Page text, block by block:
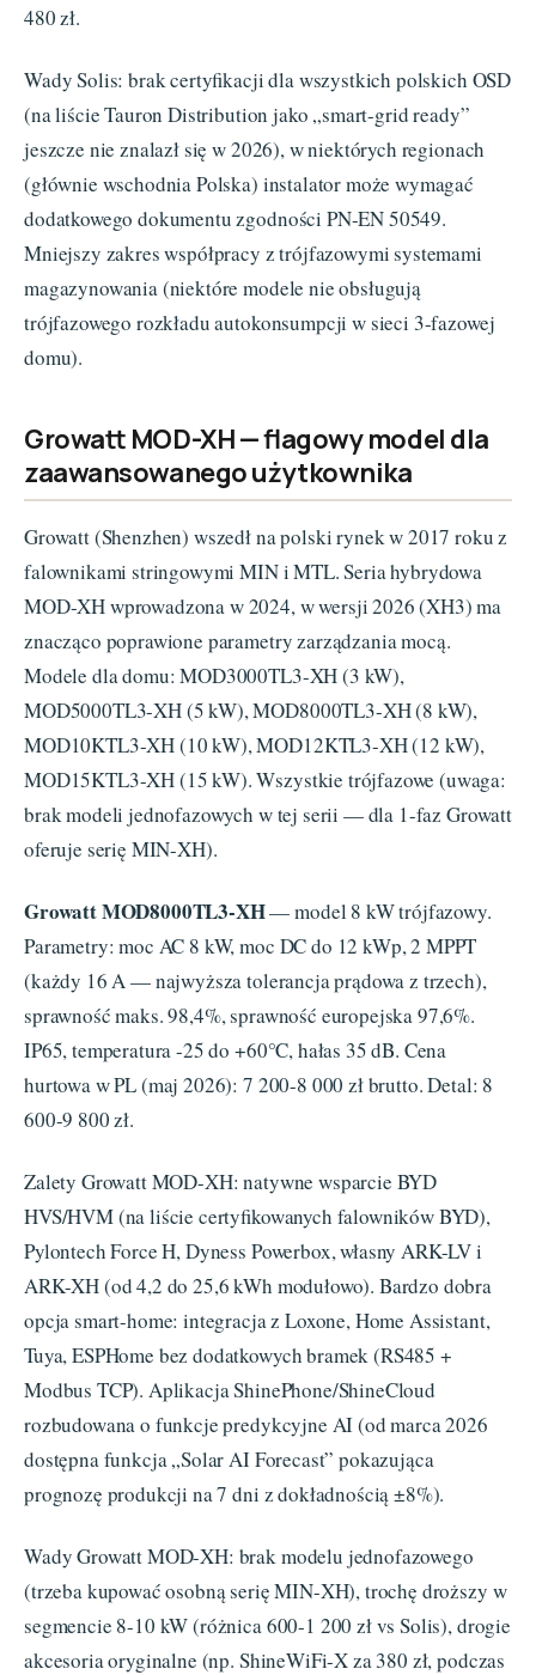
480 zł.
Wady Solis: brak certyfikacji dla wszystkich polskich OSD
(na liście Tauron Distribution jako „smart-grid ready”
jeszcze nie znalazł się w 2026), w niektórych regionach
(głównie wschodnia Polska) instalator może wymagać
dodatkowego dokumentu zgodności PN-EN 50549.
Mniejszy zakres współpracy z trójfazowymi systemami
magazynowania (niektóre modele nie obsługują
trójfazowego rozkładu autokonsumpcji w sieci 3-fazowej
domu).
Growatt MOD-XH — flagowy model dla
zaawansowanego użytkownika
Growatt (Shenzhen) wszedł na polski rynek w 2017 roku z
falownikami stringowymi MIN i MTL. Seria hybrydowa
MOD-XH wprowadzona w 2024, w wersji 2026 (XH3) ma
znacząco poprawione parametry zarządzania mocą.
Modele dla domu: MOD3000TL3-XH (3 kW),
MOD5000TL3-XH (5 kW), MOD8000TL3-XH (8 kW),
MOD10KTL3-XH (10 kW), MOD12KTL3-XH (12 kW),
MOD15KTL3-XH (15 kW). Wszystkie trójfazowe (uwaga:
brak modeli jednofazowych w tej serii — dla 1-faz Growatt
oferuje serię MIN-XH).
Growatt MOD8000TL3-XH— model 8 kW trójfazowy.
Parametry: moc AC 8 kW, moc DC do 12 kWp, 2 MPPT
(każdy 16 A — najwyższa tolerancja prądowa z trzech),
sprawność maks. 98,4%, sprawność europejska 97,6%.
IP65, temperatura -25 do +60°C, hałas 35 dB. Cena
hurtowa w PL (maj 2026): 7 200-8 000 zł brutto. Detal: 8
600-9 800 zł.
Zalety Growatt MOD-XH: natywne wsparcie BYD
HVS/HVM (na liście certyfikowanych falowników BYD),
Pylontech Force H, Dyness Powerbox, własny ARK-LV i
ARK-XH (od 4,2 do 25,6 kWh modułowo). Bardzo dobra
opcja smart-home: integracja z Loxone, Home Assistant,
Tuya, ESPHome bez dodatkowych bramek (RS485 +
Modbus TCP). Aplikacja ShinePhone/ShineCloud
rozbudowana o funkcje predykcyjne AI (od marca 2026
dostępna funkcja „Solar AI Forecast” pokazująca
prognozę produkcji na 7 dni z dokładnością ±8%).
Wady Growatt MOD-XH: brak modelu jednofazowego
(trzeba kupować osobną serię MIN-XH), trochę droższy w
segmencie 8-10 kW (różnica 600-1 200 zł vs Solis), drogie
akcesoria oryginalne (np. ShineWiFi-X za 380 zł, podczas